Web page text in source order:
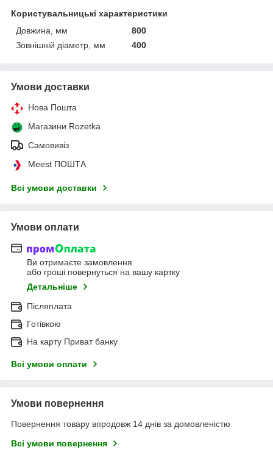
Користувальницькі характеристики
Довжина, мм
800
Зовнішній діаметр, мм
400
Умови доставки
Нова Пошта
Магазини Rozetka
Самовивіз
Meest ПОШТА
Всі умови доставки
Умови оплати
Ви отримаєте замовлення
або гроші повернуться на вашу картку
Детальніше
Післяплата
Готівкою
На карту Приват банку
Всі умови оплати
Умови повернення
Повернення товару впродовж 14 днів за домовленістю
Всі умови повернення